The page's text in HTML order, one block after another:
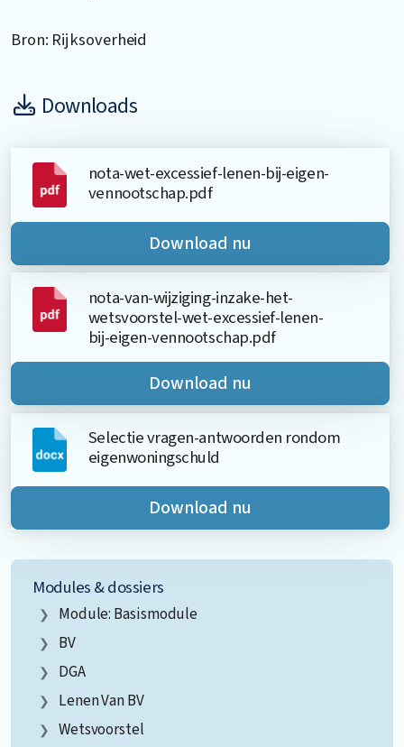
Bron: Rijksoverheid
Downloads
nota-wet-excessief-lenen-bij-eigen-
vennootschap.pdf
Download nu
nota-van-wijziging-inzake-het-
wetsvoorstel-wet-excessief-lenen-
bij-eigen-vennootschap.pdf
Download nu
Selectie vragen-antwoorden rondom
eigenwoningschuld
Download nu
Modules & dossiers
Module: Basismodule
BV
DGA
Lenen Van BV
Wetsvoorstel